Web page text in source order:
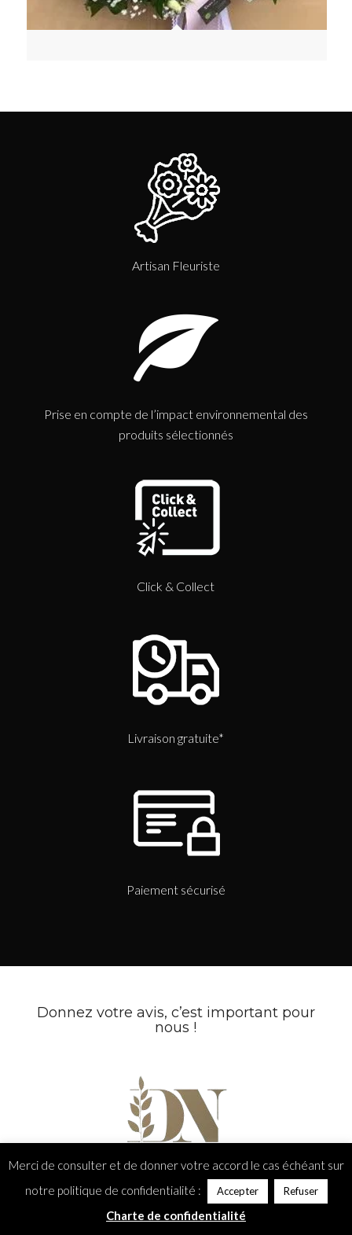
Artisan Fleuriste
Prise en compte de l’impact environnemental des
produits sélectionnés
Click & Collect
Livraison gratuite*
Paiement sécurisé
Donnez votre avis, c’est important pour
nous !
Merci de consulter et de donner votre accord le cas échéant sur
notre politique de confidentialité :
Accepter Refuser
Charte de confidentialité